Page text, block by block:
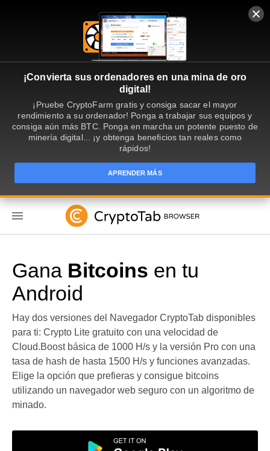
¡Convierta sus ordenadores en una mina de oro
digital!
¡Pruebe CryptoFarm gratis y consiga sacar el mayor
rendimiento a su ordenador! Ponga a trabajar sus equipos y
consiga aún más BTC. Ponga en marcha un potente puesto de
minería digital... ¡y obtenga beneficios tan reales como
rápidos!
APRENDER MÁS
Gana Bitcoins en tu
Android
Hay dos versiones del Navegador CryptoTab disponibles
para ti: Crypto Lite gratuito con una velocidad de
Cloud.Boost básica de 1000 H/s y la versión Pro con una
tasa de hash de hasta 1500 H/s y funciones avanzadas.
Elige la opción que prefieras y consigue bitcoins
utilizando un navegador web seguro con un algoritmo de
minado.